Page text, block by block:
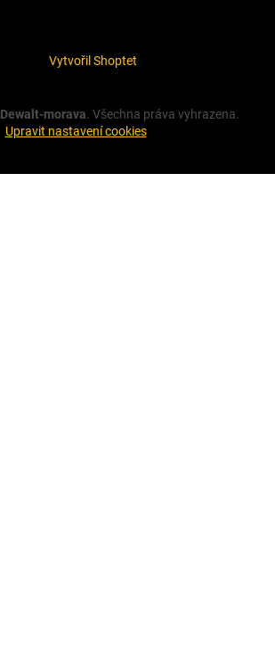
Vytvořil Shoptet
Dewalt-morava. Všechna práva vyhrazena.
Upravit nastavení cookies